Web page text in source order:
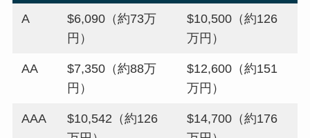
A
$6,090（約73万
円）
$10,500（約126
万円）
AA
$7,350（約88万
円）
$12,600（約151
万円）
AAA
$10,542（約126
$14,700（約176